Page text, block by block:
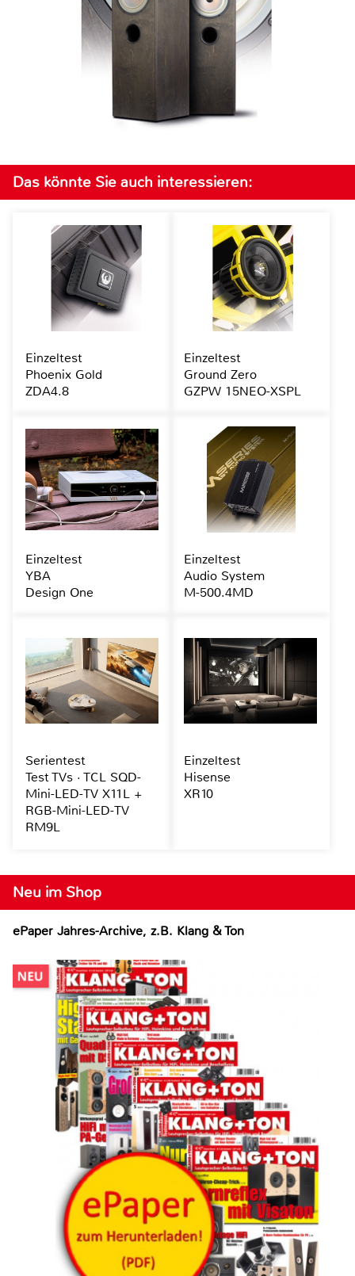
Neu im Shop
ePaper Jahres-Archive, z.B. Klang & Ton
Das könnte Sie auch interessieren:
Einzeltest
Phoenix Gold
ZDA4.8
Einzeltest
Ground Zero
GZPW 15NEO-XSPL
Einzeltest
YBA
Design One
Einzeltest
Audio System
M-500.4MD
Serientest
Test TVs · TCL SQD-
Mini-LED-TV X11L +
RGB-Mini-LED-TV
RM9L
Einzeltest
Hisense
XR10